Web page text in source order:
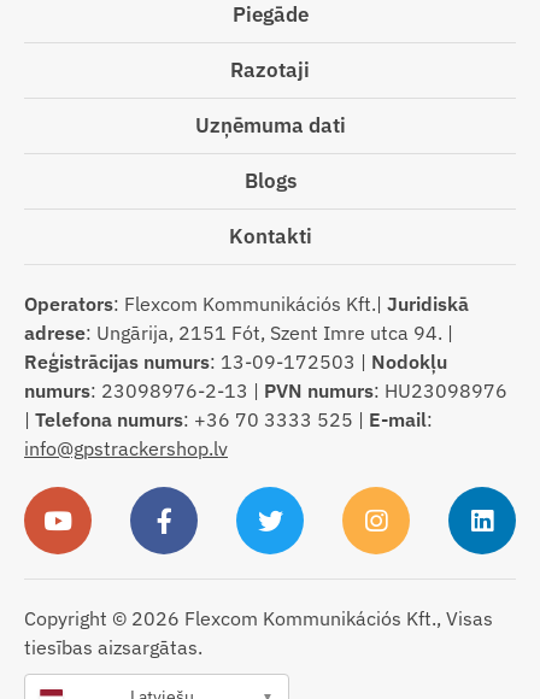
Piegāde
Razotaji
Uzņēmuma dati
Blogs
Kontakti
Operators: Flexcom Kommunikációs Kft.| Juridiskā
adrese: Ungārija, 2151 Fót, Szent Imre utca 94. |
Reģistrācijas numurs: 13-09-172503 | Nodokļu
numurs: 23098976-2-13 | PVN numurs: HU23098976
| Telefona numurs: +36 70 3333 525 | E-mail:
info@gpstrackershop.lv
Copyright © 2026 Flexcom Kommunikációs Kft., Visas
tiesības aizsargātas.